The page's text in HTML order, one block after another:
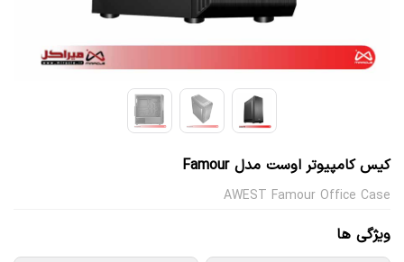
کیس کامپیوتر اوست مدل Famour
AWEST Famour Office Case
ویژگی ها